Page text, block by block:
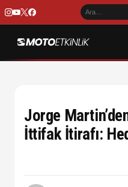
Jorge
İttifak İtirafı: